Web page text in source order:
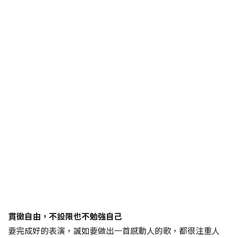
貫徹自由，不設限也不勉強自己
要完成好的表演，誠如要做出一首感動人的歌，都很注重人